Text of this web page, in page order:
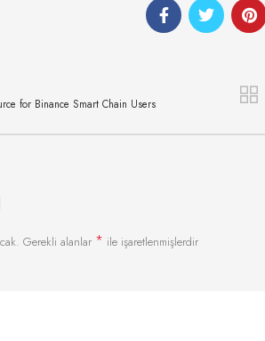
for Binance Smart Chain Users
Gerekli alanlar * ile işaretlenmişlerdir